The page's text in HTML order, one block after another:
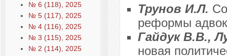
№ 6 (118), 2025
№ 5 (117), 2025
№ 4 (116), 2025
№ 3 (115), 2025
№ 2 (114), 2025
Трунов И.Л.
реформы
Гайдук В.В.,
новая